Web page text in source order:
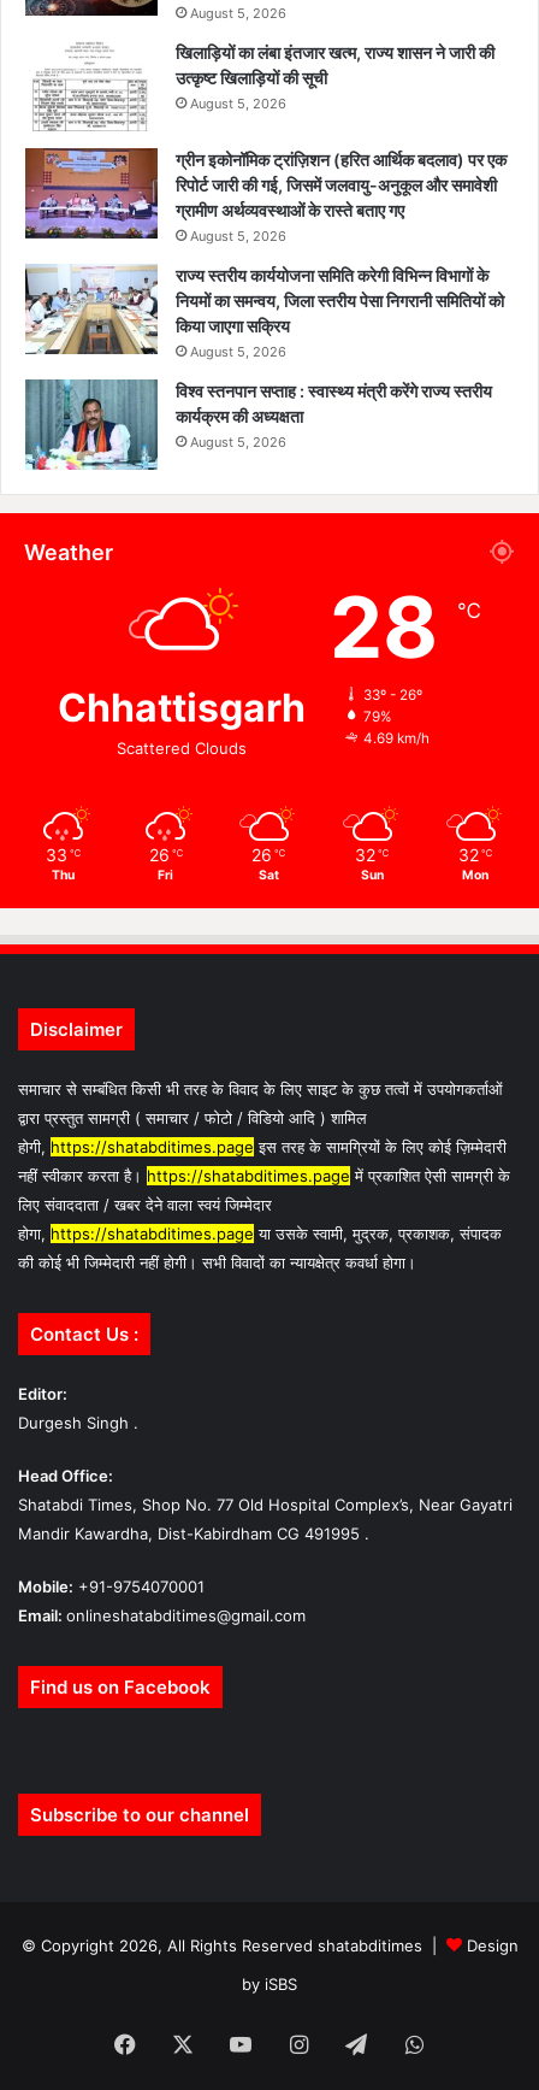
August 5, 2026
खिलाड़ियों का लंबा इंतजार खत्म, राज्य शासन ने जारी की
उत्कृष्ट खिलाड़ियों की सूची
August 5, 2026
ग्रीन इकोनॉमिक ट्रांज़िशन (हरित आर्थिक बदलाव) पर एक
रिपोर्ट जारी की गई, जिसमें जलवायु-अनुकूल और समावेशी
ग्रामीण अर्थव्यवस्थाओं के रास्ते बताए गए
August 5, 2026
राज्य स्तरीय कार्ययोजना समिति करेगी विभिन्न विभागों के
नियमों का समन्वय, जिला स्तरीय पेसा निगरानी समितियों को
किया जाएगा सक्रिय
August 5, 2026
विश्व स्तनपान सप्ताह : स्वास्थ्य मंत्री करेंगे राज्य स्तरीय
कार्यक्रम की अध्यक्षता
August 5, 2026
Weather
Chhattisgarh
Scattered Clouds
28 ℃
33º - 26º
79%
4.69 km/h
33 ℃
Thu
26 ℃
Fri
26 ℃
Sat
32 ℃
Sun
32 ℃
Mon
Disclaimer
समाचार से सम्बंधित किसी भी तरह के विवाद के लिए साइट के कुछ तत्वों में उपयोगकर्ताओं
द्वारा प्रस्तुत सामग्री ( समाचार / फोटो / विडियो आदि ) शामिल
होगी, https://shatabditimes.page इस तरह के सामग्रियों के लिए कोई ज़िम्मेदारी
नहीं स्वीकार करता है। https://shatabditimes.page में प्रकाशित ऐसी सामग्री के
लिए संवाददाता / खबर देने वाला स्वयं जिम्मेदार
होगा, https://shatabditimes.page या उसके स्वामी, मुद्रक, प्रकाशक, संपादक
की कोई भी जिम्मेदारी नहीं होगी। सभी विवादों का न्यायक्षेत्र कवर्धा होगा।
Contact Us :
Editor:
Durgesh Singh .
Head Office:
Shatabdi Times, Shop No. 77 Old Hospital Complex’s, Near Gayatri
Mandir Kawardha, Dist-Kabirdham CG 491995 .
Mobile: +91-9754070001
Email: onlineshatabditimes@gmail.com
Find us on Facebook
Subscribe to our channel
© Copyright 2026, All Rights Reserved shatabditimes |
Design
by iSBS
Facebook YouTubeInstagramTelegramWhatsApp